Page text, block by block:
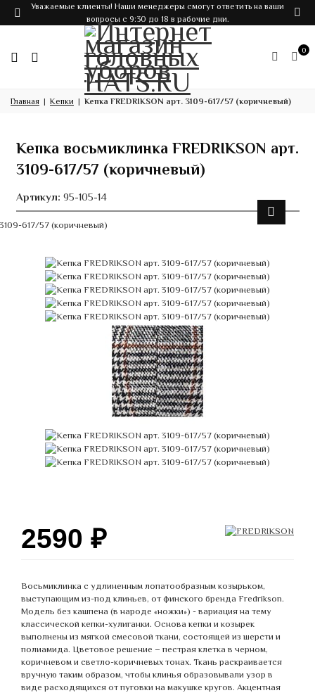
Уважаемые клиенты! Наши менеджеры смогут ответить на ваши
вопросы с 9:30 до 18 в рабочие дни.
0
Главная Кепки Кепка FREDRIKSON арт. 3109-617/57 (коричневый)
Кепка восьмиклинка FREDRIKSON арт.
3109-617/57 (коричневый)
Артикул: 95-105-14
2590 ₽
Восьмиклинка с удлиненным лопатообразным козырьком,
выступающим из-под клиньев, от финского бренда Fredrikson.
Модель без кашпена (в народе «ножки») - вариация на тему
классической кепки-хулиганки. Основа кепки и козырек
выполнены из мягкой смесовой ткани, состоящей из шерсти и
полиамида. Цветовое решение – пестрая клетка в черном,
коричневом и светло-коричневых тонах. Ткань раскраивается
вручную таким образом, чтобы клинья образовывали узор в
виде расходящихся от пуговки на макушке кругов. Акцентная